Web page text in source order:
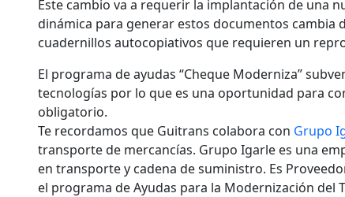
Este cambio va a requerir la implantación de una
dinámica para generar estos documentos cambia
cuadernillos autocopiativos que requieren un
El programa de ayudas “Cheque Moderniza”
tecnologías por lo que es una oportunidad para
obligatorio.
Te recordamos que Guitrans colabora con Grupo
transporte de mercancías. Grupo Igarle es una
en transporte y cadena de suministro. Es
el programa de Ayudas para la Modernización del